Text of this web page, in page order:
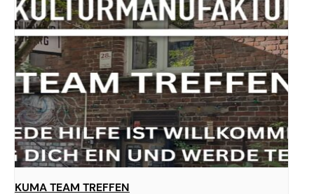
KUMA TEAM TREFFEN